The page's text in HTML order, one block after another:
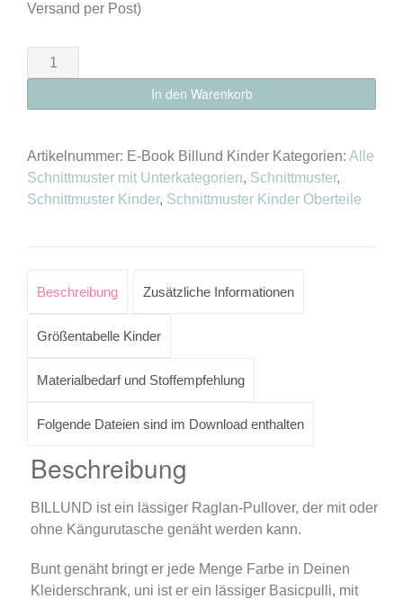
Versand per Post)
Schnittmuster
Raglan
als
E-
Book
In den Warenkorb
Artikelnummer: E-Book Billund Kinder Kategorien: Alle
Schnittmuster mit Unterkategorien, Schnittmuster,
Schnittmuster Kinder, Schnittmuster Kinder Oberteile
Beschreibung Zusätzliche Informationen
Größentabelle Kinder
Materialbedarf und Stoffempfehlung
Folgende Dateien sind im Download enthalten
Beschreibung
BILLUND ist ein lässiger Raglan-Pullover, der mit oder
ohne Kängurutasche genäht werden kann.
Bunt genäht bringt er jede Menge Farbe in Deinen
Kleiderschrank, uni ist er ein lässiger Basicpulli, mit